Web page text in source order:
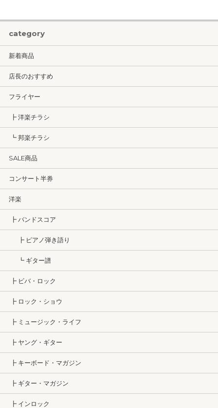
category
新着商品
店長のおすすめ
フライヤー
┣ 洋楽チラシ
┗ 邦楽チラシ
SALE商品
コンサート半券
洋楽
┣ バンドスコア
┣ ピアノ弾き語り
┗ ギター譜
┣ ビバ・ロック
┣ ロック・ショウ
┣ ミュージック・ライフ
┣ ヤング・ギター
┣ キーボード・マガジン
┣ ギター・マガジン
┣ インロック